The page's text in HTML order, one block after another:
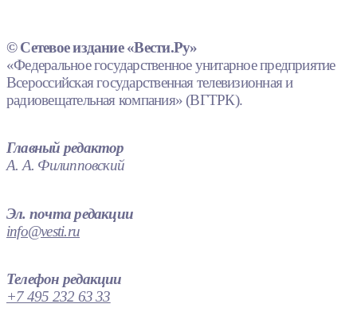
© Сетевое издание «Вести.Ру»
«Федеральное государственное унитарное предприятие
Всероссийская государственная телевизионная и
радиовещательная компания» (ВГТРК).
Главный редактор
А. А. Филипповский
Эл. почта редакции
info@vesti.ru
Телефон редакции
+7 495 232 63 33